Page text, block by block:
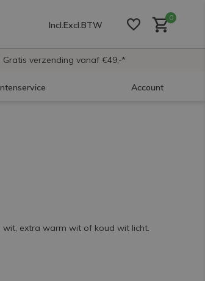
Incl.Excl.BTW
0
Gratis verzending vanaf €49,-*
Account
wit, extra warm wit of koud wit licht.